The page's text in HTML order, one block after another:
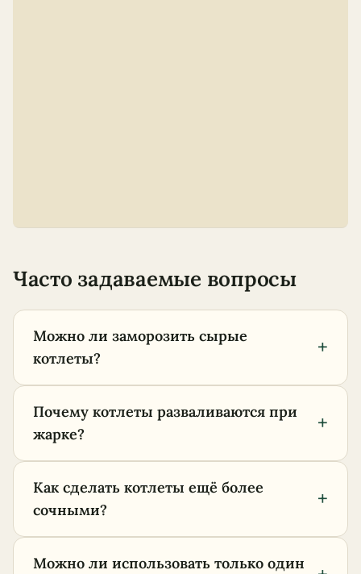
Часто задаваемые вопросы
Можно ли заморозить сырые
котлеты?
+
Почему котлеты разваливаются при
жарке?
+
Как сделать котлеты ещё более
сочными?
+
Можно ли использовать только один